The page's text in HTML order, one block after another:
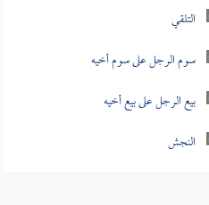
التلقي
سوم الرجل على سوم أخيه
بيع الرجل على بيع أخيه
النجش